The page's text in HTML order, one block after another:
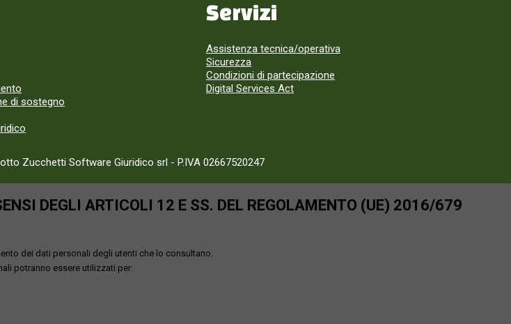
di sostegno
Servizi
Assistenza tecnica/operativa
Sicurezza
Condizioni di partecipazione
Digital Services Act
Zucchetti Software Giuridico srl - P.IVA 02667520247
DEGLI ARTICOLI 12 E SS. DEL REGOLAMENTO (UE) 2016/679
dei dati personali degli utenti che lo consultano.
potranno essere utilizzati per: